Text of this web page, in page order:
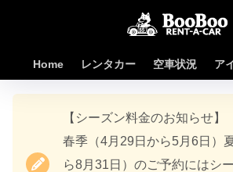
Home レンタカー 空車状況 ア
【シーズン料金のお知らせ】
春季（4月29日から5月6日）
ら8月31日）のご予約にはシ